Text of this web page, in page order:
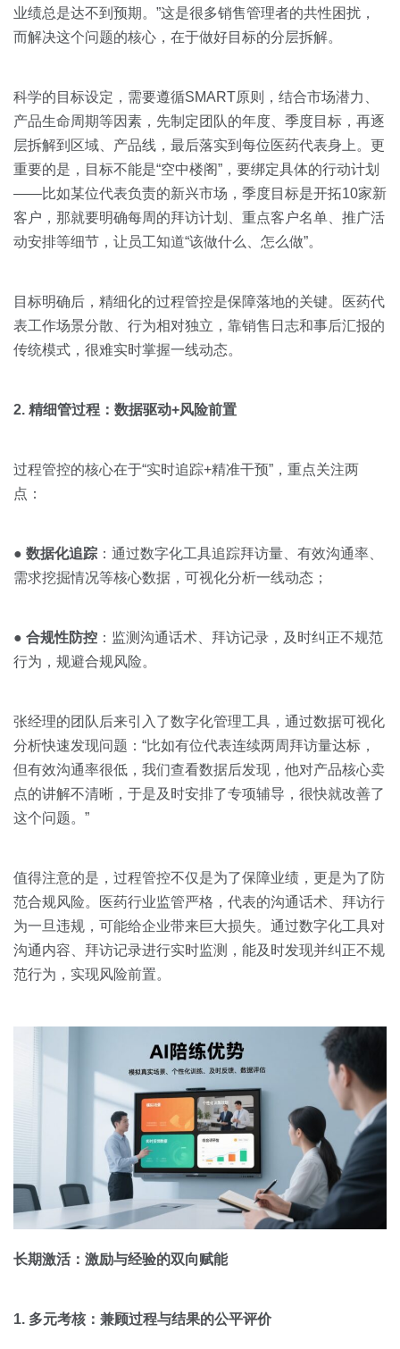
业绩总是达不到预期。”这是很多销售管理者的共性困扰，
而解决这个问题的核心，在于做好目标的分层拆解。
科学的目标设定，需要遵循SMART原则，结合市场潜力、
产品生命周期等因素，先制定团队的年度、季度目标，再逐
层拆解到区域、产品线，最后落实到每位医药代表身上。更
重要的是，目标不能是“空中楼阁”，要绑定具体的行动计划
——比如某位代表负责的新兴市场，季度目标是开拓10家新
客户，那就要明确每周的拜访计划、重点客户名单、推广活
动安排等细节，让员工知道“该做什么、怎么做”。
目标明确后，精细化的过程管控是保障落地的关键。医药代
表工作场景分散、行为相对独立，靠销售日志和事后汇报的
传统模式，很难实时掌握一线动态。
2. 精细管过程：数据驱动+风险前置
过程管控的核心在于“实时追踪+精准干预”，重点关注两
点：
● 数据化追踪 ：通过数字化工具追踪拜访量、有效沟通率、
需求挖掘情况等核心数据，可视化分析一线动态；
● 合规性防控 ：监测沟通话术、拜访记录，及时纠正不规范
行为，规避合规风险。
张经理的团队后来引入了数字化管理工具，通过数据可视化
分析快速发现问题：“比如有位代表连续两周拜访量达标，
但有效沟通率很低，我们查看数据后发现，他对产品核心卖
点的讲解不清晰，于是及时安排了专项辅导，很快就改善了
这个问题。”
值得注意的是，过程管控不仅是为了保障业绩，更是为了防
范合规风险。医药行业监管严格，代表的沟通话术、拜访行
为一旦违规，可能给企业带来巨大损失。通过数字化工具对
沟通内容、拜访记录进行实时监测，能及时发现并纠正不规
范行为，实现风险前置。
长期激活：激励与经验的双向赋能
1. 多元考核：兼顾过程与结果的公平评价